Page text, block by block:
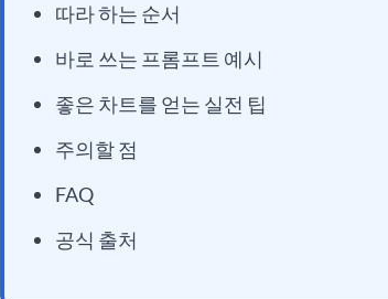
따라 하는 순서
바로 쓰는 프롬프트 예시
좋은 차트를 얻는 실전 팁
주의할 점
FAQ
공식 출처